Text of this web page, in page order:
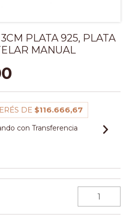
PLATA 925, PLATA
MANUAL
DE $116.666,67
con Transferencia